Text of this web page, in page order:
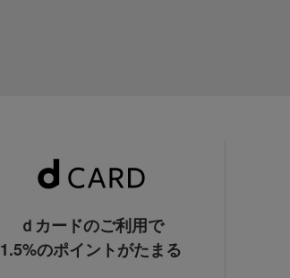
ｄカードのご利用で
1.5%のポイントがたまる